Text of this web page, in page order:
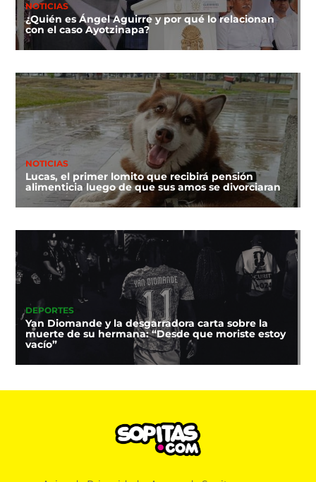
NOTICIAS
¿Quién es Ángel Aguirre y por qué lo relacionan
con el caso Ayotzinapa?
NOTICIAS
Lucas, el primer lomito que recibirá pensión
alimenticia luego de que sus amos se divorciaran
DEPORTES
Yan Diomande y la desgarradora carta sobre la
muerte de su hermana: “Desde que moriste estoy
vacío”